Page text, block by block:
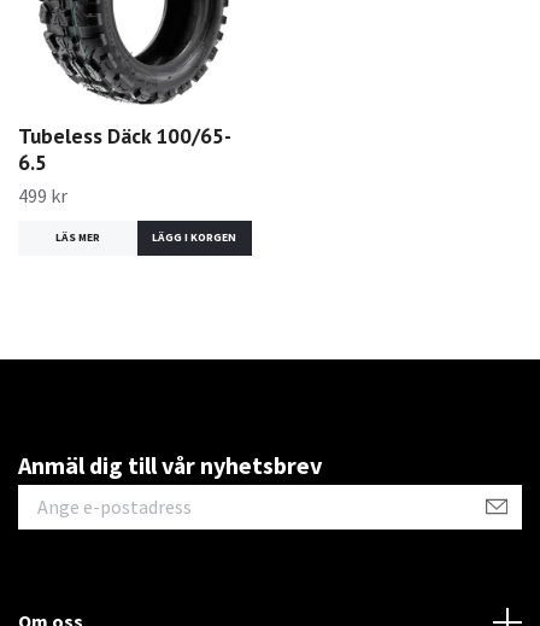
Tubeless Däck 100/65-
6.5
499 kr
LÄS MER
Anmäl dig till vår nyhetsbrev